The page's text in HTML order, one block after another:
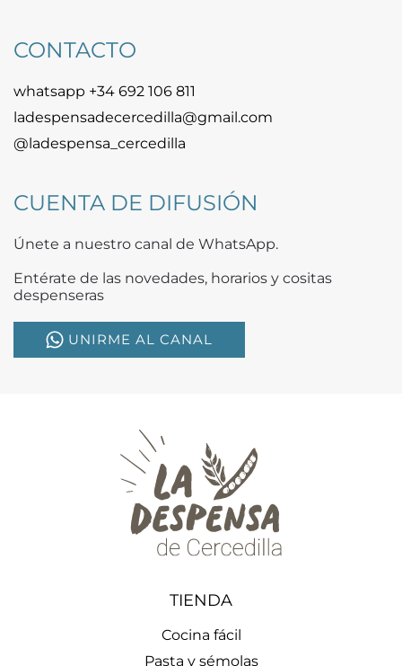
CONTACTO
whatsapp +34 692 106 811
ladespensadecercedilla@gmail.com
@ladespensa_cercedilla
CUENTA DE DIFUSIÓN
Únete a nuestro canal de WhatsApp.
Entérate de las novedades, horarios y cositas
despenseras
UNIRME AL CANAL
TIENDA
Cocina fácil
Pasta y sémolas